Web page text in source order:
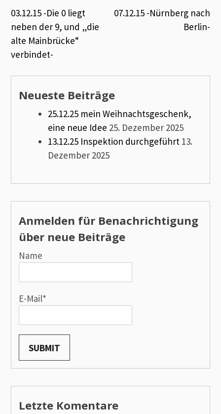
Beitrags-
Navigation
03.12.15 -Die 0 liegt
neben der 9, und „die
alte Mainbrücke“
verbindet-
07.12.15 -Nürnberg nach
Berlin-
Neueste Beiträge
25.12.25 mein Weihnachtsgeschenk,
eine neue Idee 25. Dezember 2025
13.12.25 Inspektion durchgeführt 13.
Dezember 2025
Anmelden für Benachrichtigung
über neue Beiträge
Name
E-Mail*
Letzte Komentare